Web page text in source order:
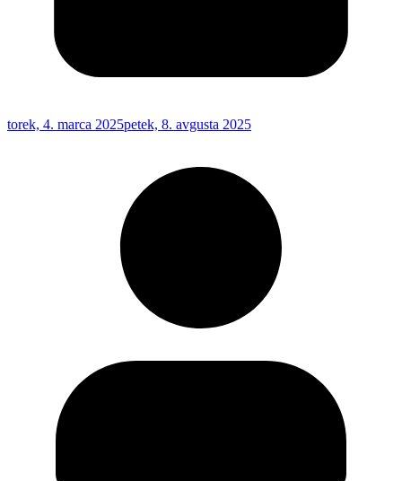
torek, 4. marca 2025petek, 8. avgusta 2025